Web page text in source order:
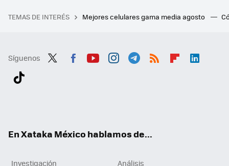
TEMAS DE INTERÉS Mejores celulares gama media agosto
Síguenos
En Xataka México hablamos de...
Investigación
Análisis